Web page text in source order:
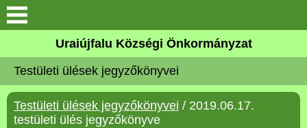
Köszöntő
Elérhetőségek
Uraiújfalu
Uraiújfalu Községi Önkormányzat
Testületi ülések jegyzőkönyvei
Testületi ülések jegyzőkönyvei / 2019.06.17.
testületi ülés jegyzőkönyve